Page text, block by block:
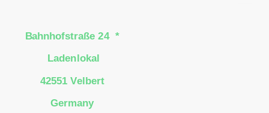
Bahnhofstraße 24 *
Ladenlokal
42551 Velbert
Germany